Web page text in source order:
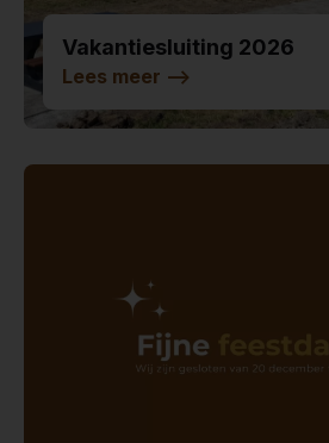
Vakantiesluiting 2026
Lees meer -->